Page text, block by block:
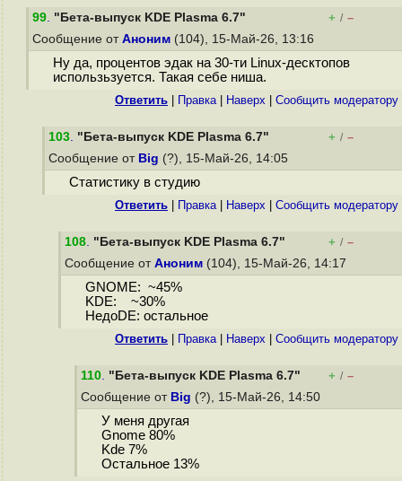
99. "Бета-выпуск KDE Plasma 6.7" + / –
Сообщение от Аноним (104), 15-Май-26, 13:16
Ну да, процентов эдак на 30-ти Linux-десктопов
использьзуется. Такая себе ниша.
Ответить Правка| Наверх Cообщить модератору
103. "Бета-выпуск KDE Plasma 6.7" + / –
Сообщение от Big (?), 15-Май-26, 14:05
Статистику в студию
Ответить Правка| Наверх Cообщить модератору
108. "Бета-выпуск KDE Plasma 6.7" + / –
Сообщение от Аноним (104), 15-Май-26, 14:17
GNOME: ~45%
KDE: ~30%
НедоDE: остальное
Ответить Правка| Наверх Cообщить модератору
110. "Бета-выпуск KDE Plasma 6.7" + / –
Сообщение от Big (?), 15-Май-26, 14:50
У меня другая
Gnome 80%
Kde 7%
Остальное 13%